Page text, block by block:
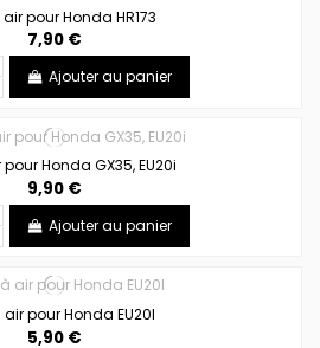
air pour Honda HR173
7,90 €
Ajouter au panier
Honda GX35, EU20i
9,90 €
Ajouter au panier
air pour Honda EU20I
5,90 €